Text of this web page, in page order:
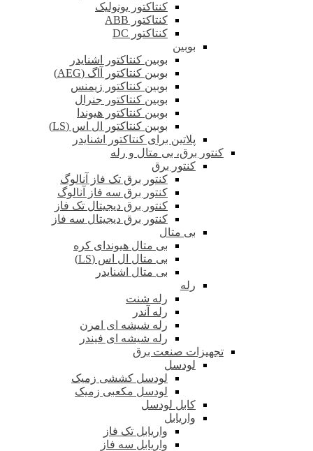
کنتاکتور یونولیک
کنتاکتور ABB
کنتاکتور DC
بوبین
بوبین کنتاکتور اشنایدر
بوبین کنتاکتور آاگ (AEG)
بوبین کنتاکتور زیمنس
بوبین کنتاکتور جنرال
بوبین کنتاکتور هیوندا
بوبین کنتاکتور ال اس (LS)
پلاتین برای کنتاکتور اشنایدر
کنتور برق، بی متال و رله
کنتور برق
کنتور برق تک فاز آنالوگ
کنتور برق سه فاز آنالوگ
کنتور برق دیجیتال تک فاز
کنتور برق دیجیتال سه فاز
بی متال
بی متال هیوندای کره
بی متال ال اس (LS)
بی متال اشنایدر
رله
رله شنت
رله آندر
رله شیشه ای امرن
رله شیشه ای فیندر
تجهیزات صنعت برق
لودسل
لودسل کششی زمیک
لودسل مکعبی زمیک
کابل لودسل
واریابل
واریابل تک فاز
واریابل سه فاز